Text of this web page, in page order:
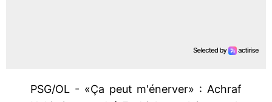
PSG/OL - «Ça peut m'énerver» : Achraf